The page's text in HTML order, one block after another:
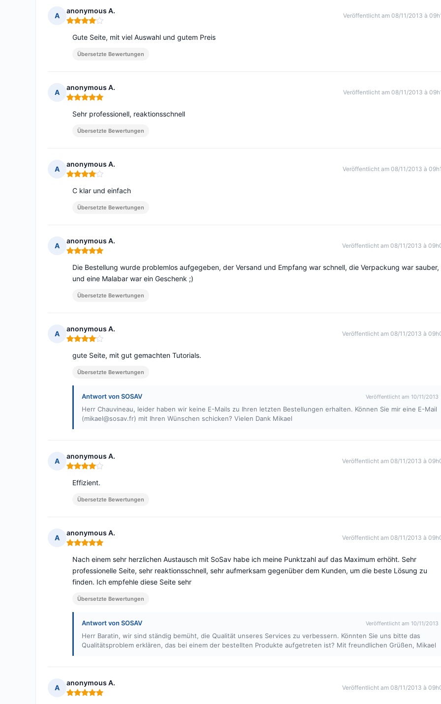
A
anonymous A.
Hinweis: 4 von 5
Veröffentlicht am 08/11/2013 à
Gute Seite, mit viel Auswahl und gutem Preis
Übersetzte Bewertungen
A
anonymous A.
Hinweis: 5 von 5
Veröffentlicht am 08/11/2013 à
Sehr professionell, reaktionsschnell
Übersetzte Bewertungen
A
anonymous A.
Hinweis: 4 von 5
Veröffentlicht am 08/11/2013 à
C klar und einfach
Übersetzte Bewertungen
A
anonymous A.
Hinweis: 5 von 5
Veröffentlicht am 08/11/2013 à
Die Bestellung wurde problemlos aufgegeben, der Versand und Empfang war schnell, die Verpackung war sauber,
und eine Malabar war ein Geschenk ;)
Übersetzte Bewertungen
A
anonymous A.
Hinweis: 4 von 5
Veröffentlicht am 08/11/2013 à
gute Seite, mit gut gemachten Tutorials.
Übersetzte Bewertungen
Antwort von SOSAV Veröffentlicht am 10/11/2013
Herr Chauvineau, leider haben wir keine E-Mails zu Ihren letzten Bestellungen erhalten. Können Sie mir eine E-Mail
(mikael@sosav.fr) mit Ihren Wünschen schicken? Vielen Dank Mikael
A
anonymous A.
Hinweis: 4 von 5
Veröffentlicht am 08/11/2013 à
Effizient.
Übersetzte Bewertungen
A
anonymous A.
Hinweis: 5 von 5
Veröffentlicht am 08/11/2013 à
Nach einem sehr herzlichen Austausch mit SoSav habe ich meine Punktzahl auf das Maximum erhöht. Sehr
professionelle Seite, sehr reaktionsschnell, sehr aufmerksam gegenüber dem Kunden, um die beste Lösung zu
finden. Ich empfehle diese Seite sehr
Übersetzte Bewertungen
Antwort von SOSAV Veröffentlicht am 10/11/2013
Herr Baratin, wir sind ständig bemüht, die Qualität unseres Services zu verbessern. Könnten Sie uns bitte das
Qualitätsproblem erklären, das bei einem der bestellten Produkte aufgetreten ist? Mit freundlichen Grüßen, Mikael
A
anonymous A.
Hinweis: 5 von 5
Veröffentlicht am 08/11/2013 à